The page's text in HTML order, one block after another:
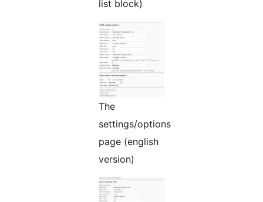
list block)
The
settings/options
page (english
version)